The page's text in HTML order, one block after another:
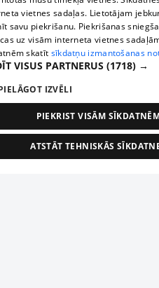
vietnes sadaļas. Lietotājam
savu piekrišanu. Piekrišanas
uz visām interneta vietnes
skatīt sīkdatņu izmantošanas
VISUS PARTNERUS (1718) →
IZVĒLI
PIEKRIST VISĀM
ATSTĀT TEHNISKĀS